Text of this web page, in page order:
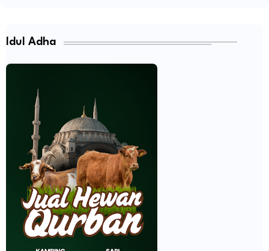
Idul Adha